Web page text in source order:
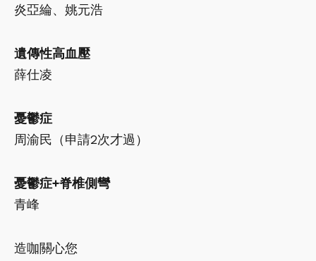
炎亞綸、姚元浩
遺傳性高血壓
薛仕凌
憂鬱症
周渝民（申請2次才過）
憂鬱症+脊椎側彎
青峰
造咖關心您